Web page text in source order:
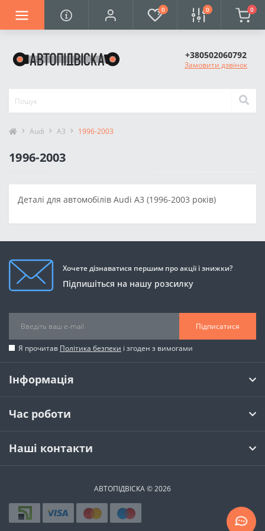
0 0 0
+380502060792
Замовити дзвінок
Audi A3 1996-2003
1996-2003
Деталі для автомобілів Audi A3 (1996-2003 років)
Хочете дізнаватися першим про акції і знижки?
Підпишіться на нашу розсилку
Підписатися
Я прочитав Політика безпеки і згоден з вимогами
Інформація
Час роботи
Наші контакти
АВТОПІДВІСКА © 2026